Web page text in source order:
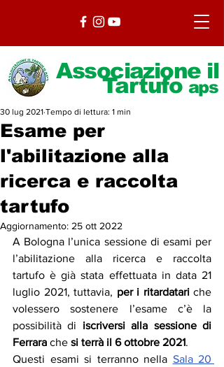
Associazione il
Tartufo aps
Esame per
l'abilitazione alla
ricerca e raccolta
tartufo
30 lug 2021 Tempo di lettura: 1 min
Aggiornamento: 25 ott 2022
A Bologna l’unica sessione di esami per
l’abilitazione alla ricerca e raccolta
tartufo è già stata effettuata in data 21
luglio 2021, tuttavia, per i ritardatari che
volessero sostenere l’esame c’è la
possibilità di iscriversi alla sessione di
Ferrara che si terrà il 6 ottobre 2021.
Questi esami si terranno nella Sala 20